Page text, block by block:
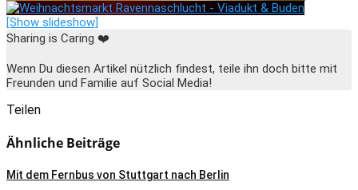
[Show slideshow]
Sharing is Caring ❤️
Wenn Du diesen Artikel nützlich findest, teile ihn doch bitte mit
Freunden und Familie auf Social Media!
Teilen
Ähnliche Beiträge
Mit dem Fernbus von Stuttgart nach Berlin